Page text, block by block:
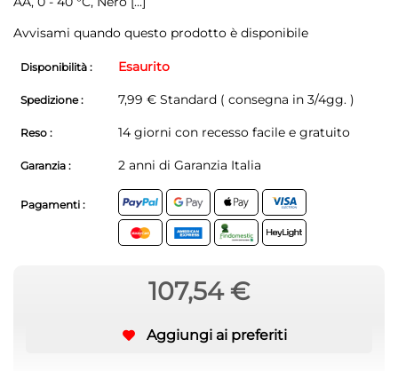
Avvisami quando questo prodotto è disponibile
Disponibilità : Esaurito
Spedizione : 7,99 € Standard ( consegna in 3/4gg. )
Reso : 14 giorni con recesso facile e gratuito
Garanzia : 2 anni di Garanzia Italia
Pagamenti :
107,54 €
Aggiungi ai preferiti